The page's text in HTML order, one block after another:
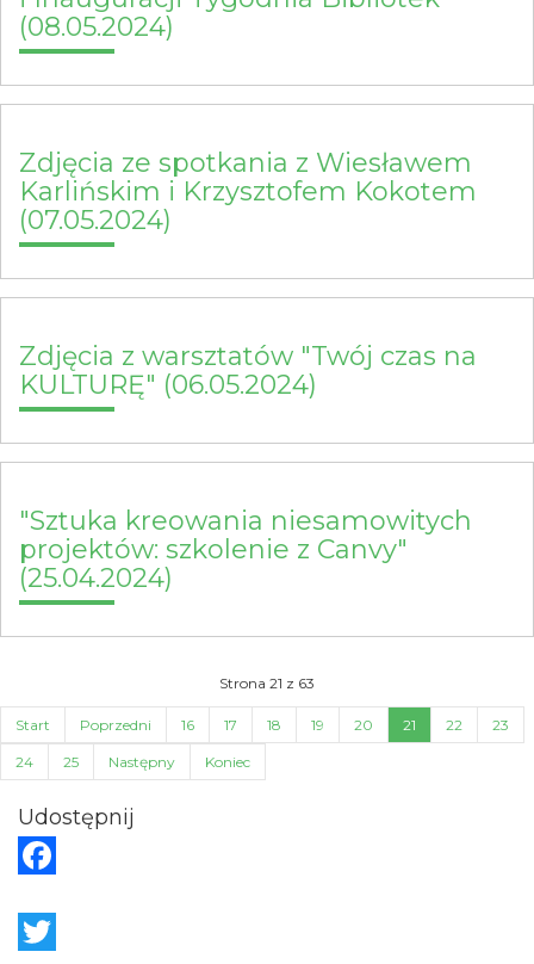
(08.05.2024)
Zdjęcia ze spotkania z Wiesławem
Karlińskim i Krzysztofem Kokotem
(07.05.2024)
Zdjęcia z warsztatów "Twój czas na
KULTURĘ" (06.05.2024)
"Sztuka kreowania niesamowitych
projektów: szkolenie z Canvy"
(25.04.2024)
Strona 21 z 63
Start Poprzedni 16 17 18 19 20 21 22 23
24 25 Następny Koniec
Udostępnij
a